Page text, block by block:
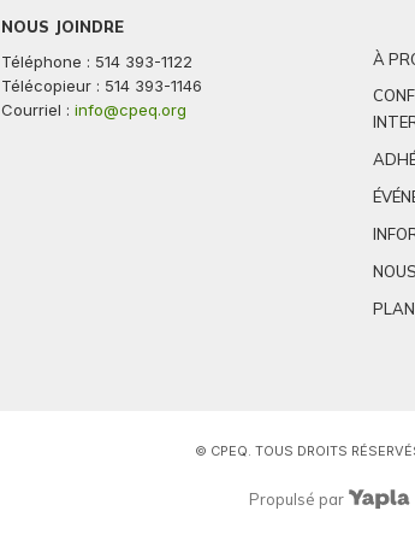
NOUS JOINDRE
Téléphone : 514 393-1122
Télécopieur : 514 393-1146
Courriel : info@cpeq.org
À
© CPEQ. TOUS DROITS
Propulsé par